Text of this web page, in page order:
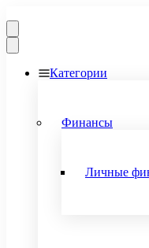
Категории
Финансы
Личные